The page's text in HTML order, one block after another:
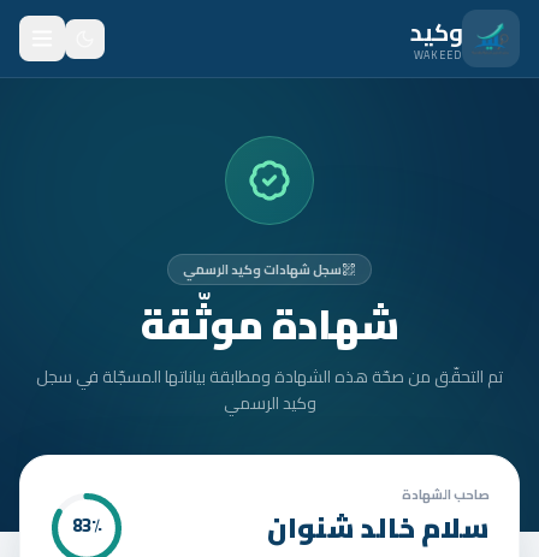
انتقل للمحتوى الرئيسي
وكيد
WAKEED
المتدربون
الأمان
تواصل
سجل شهادات وكيد الرسمي
شهادة موثّقة
تم التحقّق من صحّة هذه الشهادة ومطابقة بياناتها المسجّلة في سجل
وكيد الرسمي
صاحب الشهادة
سلام خالد شنوان 83٪